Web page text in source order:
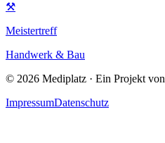
⚒
Meistertreff
Handwerk & Bau
© 2026 Mediplatz · Ein Projekt von
ImpressumDatenschutz